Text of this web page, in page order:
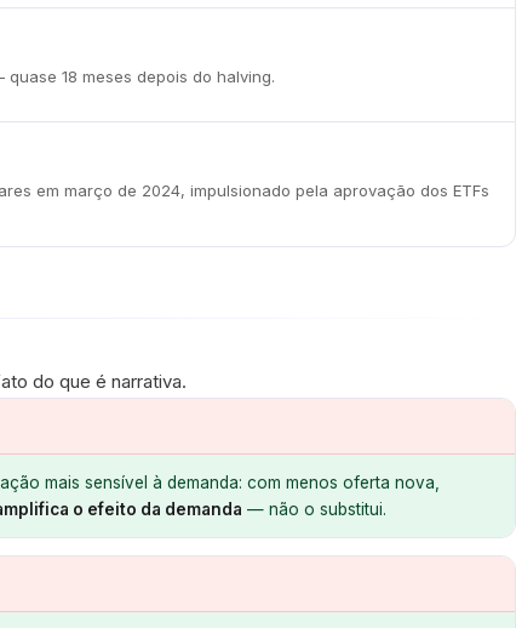
18 meses depois do halving.
em março de 2024, impulsionado pela aprovação dos ETFs
do que é narrativa.
mais sensível à demanda: com menos oferta nova,
o efeito da demanda — não o substitui.